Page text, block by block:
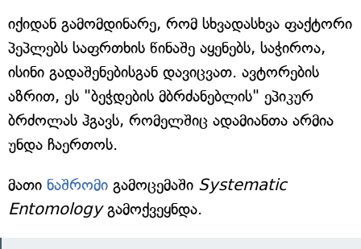
იქიდან გამომდინარე, რომ სხვადასხვა ფაქტორი
პეპლებს საფრთხის წინაშე აყენებს, საჭიროა,
ისინი გადაშენებისგან დავიცვათ. ავტორების
აზრით, ეს "ბეჭდების მბრძანებლის" ეპიკურ
ბრძოლას ჰგავს, რომელშიც ადამიანთა არმია
უნდა ჩაერთოს.
მათი ნაშრომი გამოცემაში Systematic
Entomologyგამოქვეყნდა.